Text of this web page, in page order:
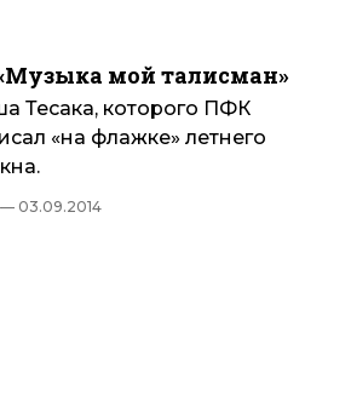
мой талисман»
Тесака, которого ПФК
«на флажке» летнего
— 03.09.2014